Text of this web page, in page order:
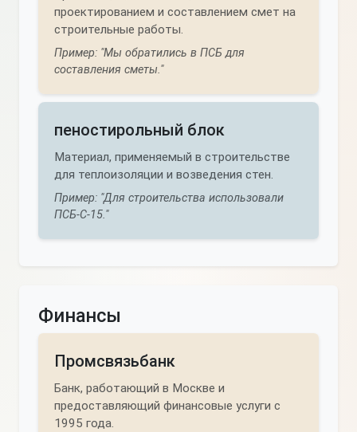
проектированием и составлением смет на
строительные работы.
Пример: "Мы обратились в ПСБ для
составления сметы."
пеностирольный блок
Материал, применяемый в строительстве
для теплоизоляции и возведения стен.
Пример: "Для строительства использовали
ПСБ-С-15."
Финансы
Промсвязьбанк
Банк, работающий в Москве и
предоставляющий финансовые услуги с
1995 года.